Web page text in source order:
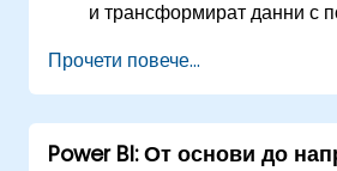
и трансформират данни с
Създават интерактивни
управление и отчети.
Използват DAX (Data
Expressions) за
Прочети повече...
Power BI: От основи до